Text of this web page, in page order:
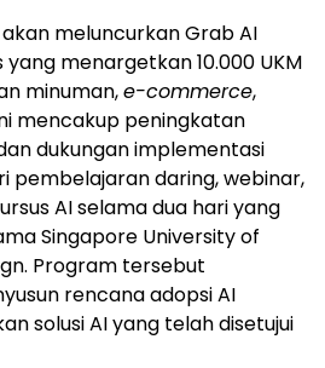
meluncurkan Grab AI
menargetkan 10.000 UKM
minuman,e-commerce,
mencakup peningkatan
dukungan implementasi
pembelajaran daring, webinar,
AI selama dua hari yang
Singapore University of
Program tersebut
rencana adopsi AI
solusi AI yang telah disetujui